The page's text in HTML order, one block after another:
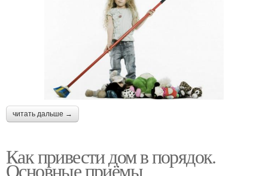
читать дальше →
Как привести дом в порядок.
Основные приёмы